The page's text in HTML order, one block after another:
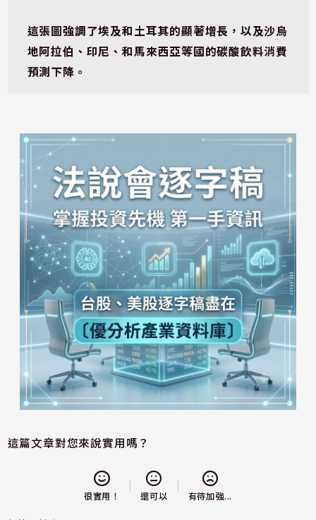
這張圖強調了埃及和土耳其的顯著增長，以及沙烏
地阿拉伯、印尼、和馬來西亞等國的碳酸飲料消費
預測下降。
這篇文章對您來說實用嗎？
很實用！ 還可以 有待加強...